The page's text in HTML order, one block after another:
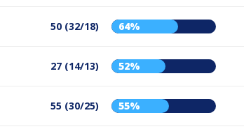
50 (32/18) 64%
27 (14/13) 52%
55 (30/25) 55%